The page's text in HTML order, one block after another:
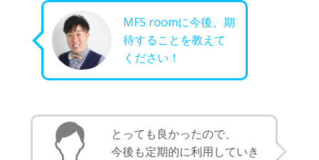
MFS roomに今後、期
待することを教えて
ください！
とっても良かったので、
今後も定期的に利用していき